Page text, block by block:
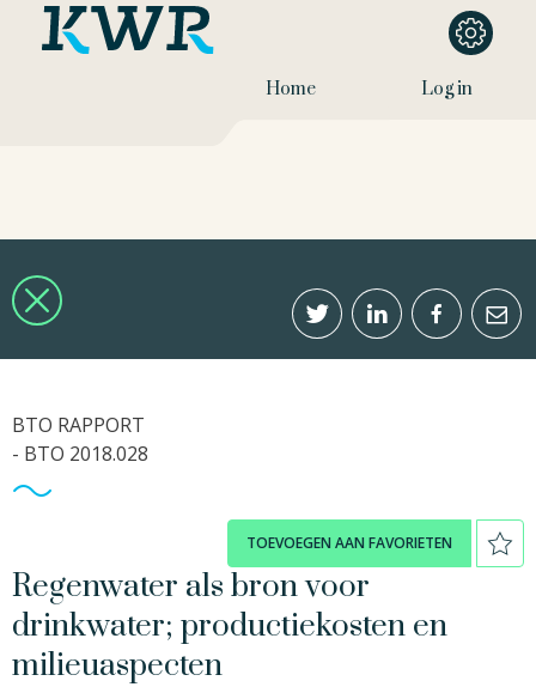
Home Log in
BTO RAPPORT
- BTO 2018.028
TOEVOEGEN AAN FAVORIETEN
Regenwater als bron voor
drinkwater; productiekosten en
milieuaspecten